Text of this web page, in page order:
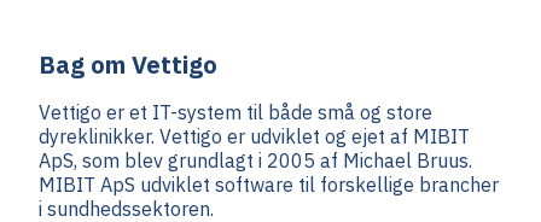
Bag om Vettigo
Vettigo er et IT-system til både små og store
dyreklinikker. Vettigo er udviklet og ejet af MIBIT
ApS, som blev grundlagt i 2005 af Michael Bruus.
MIBIT ApS udviklet software til forskellige brancher
i sundhedssektoren.